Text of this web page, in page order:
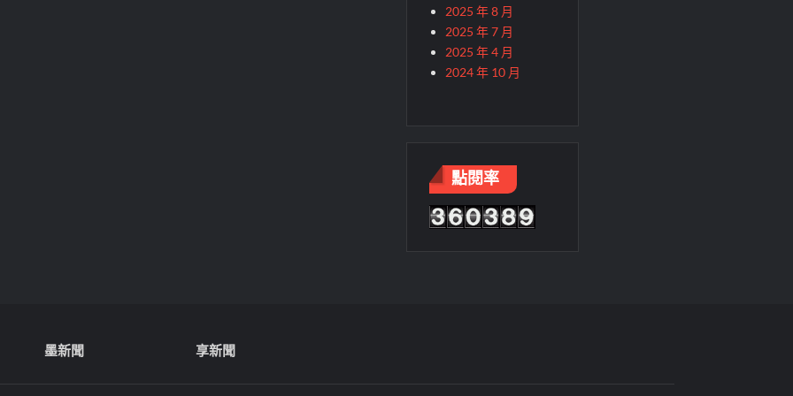
2025 年 8 月
2025 年 7 月
2025 年 4 月
2024 年 10 月
點閱率
墨新聞 享新聞